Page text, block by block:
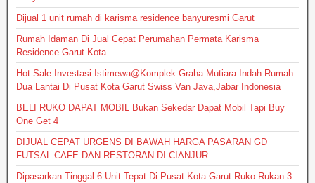
Dijual 1 unit rumah di karisma residence banyuresmi Garut
Rumah Idaman Di Jual Cepat Perumahan Permata Karisma
Residence Garut Kota
Hot Sale Investasi Istimewa@Komplek Graha Mutiara Indah Rumah
Dua Lantai Di Pusat Kota Garut Swiss Van Java,Jabar Indonesia
BELI RUKO DAPAT MOBIL Bukan Sekedar Dapat Mobil Tapi Buy
One Get 4
DIJUAL CEPAT URGENS DI BAWAH HARGA PASARAN GD
FUTSAL CAFE DAN RESTORAN DI CIANJUR
Dipasarkan Tinggal 6 Unit Tepat Di Pusat Kota Garut Ruko Rukan 3